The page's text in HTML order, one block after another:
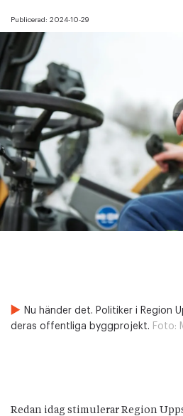
Publicerad: 2024-10-29
Nu händer det. Politiker i Region
deras offentliga byggprojekt. Foto:
Redan idag stimulerar Region